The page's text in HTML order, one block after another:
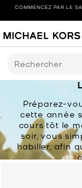
COMMENCEZ PAR LE
Rechercher
Préparez-
cette année
cours tôt le
soir, vous
habiller, afin